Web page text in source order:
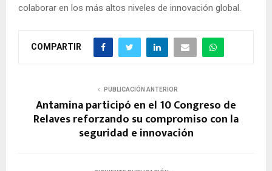
colaborar en los más altos niveles de innovación global.
COMPARTIR
PUBLICACIÓN ANTERIOR
Antamina participó en el 10 Congreso de
Relaves reforzando su compromiso con la
seguridad e innovación